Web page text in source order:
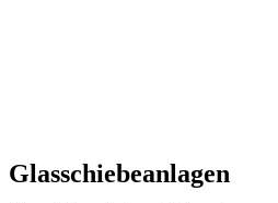
Glasschiebeanlagen